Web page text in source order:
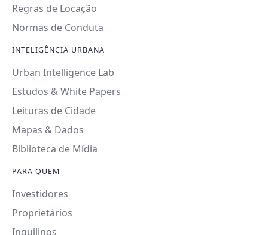
Regras de Locação
Normas de Conduta
INTELIGÊNCIA URBANA
Urban Intelligence Lab
Estudos & White Papers
Leituras de Cidade
Mapas & Dados
Biblioteca de Mídia
PARA QUEM
Investidores
Proprietários
Inquilinos